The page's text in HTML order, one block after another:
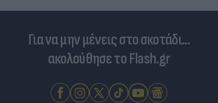
Για να μην μένεις στο σκοτάδι...
ακολούθησε το Flash.gr